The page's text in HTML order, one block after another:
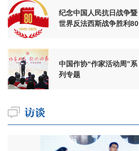
纪念中国人民抗日战争暨
世界反法西斯战争胜利80
中国作协“作家活动周”系
列专题